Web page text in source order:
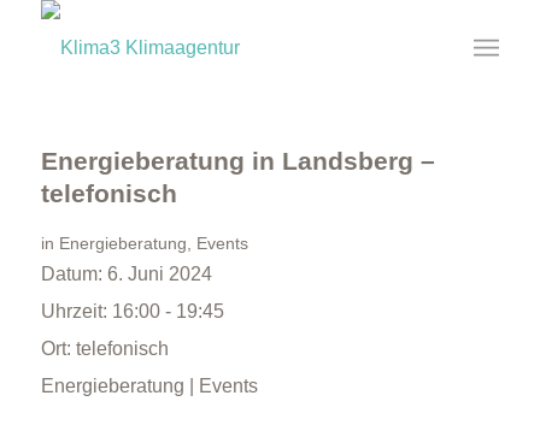
Energieberatung in Landsberg –
telefonisch
in Energieberatung Events
Datum: 6. Juni 2024
Uhrzeit: 16:00 - 19:45
Ort: telefonisch
Energieberatung | Events